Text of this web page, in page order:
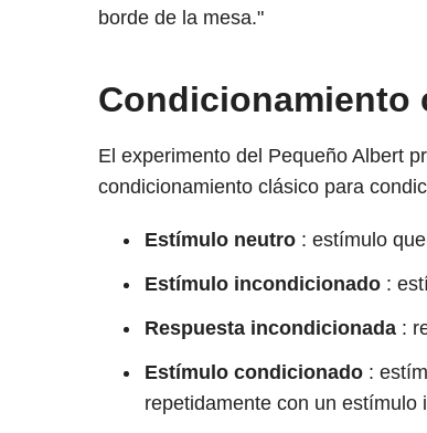
borde de la mesa."
Condicionamiento
El experimento del Pequeño Albert
condicionamiento clásico para
Estímulo neutro: estímulo que
Estímulo incondicionado:
Respuesta incondicionada:
Estímulo condicionado:
repetidamente con un estímulo